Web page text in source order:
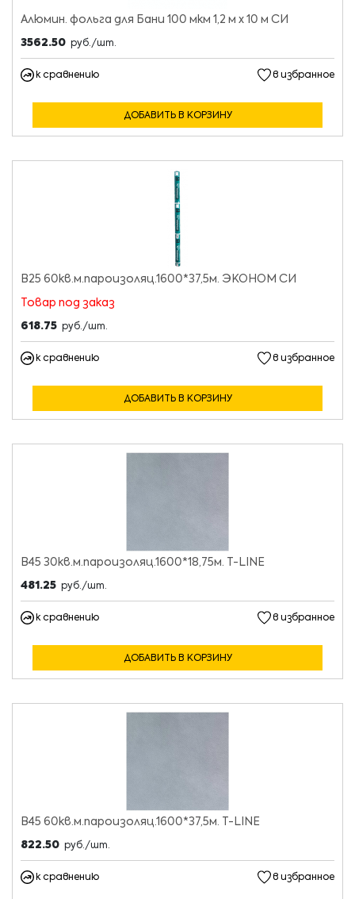
Алюмин. фольга для Бани 100 мкм 1,2 м х 10 м СИ
3562.50 руб./шт.
к сравнению в избранное
ДОБАВИТЬ В КОРЗИНУ
В25 60кв.м.пароизоляц.1600*37,5м. ЭКОНОМ СИ
Товар под заказ
618.75 руб./шт.
к сравнению в избранное
ДОБАВИТЬ В КОРЗИНУ
В45 30кв.м.пароизоляц.1600*18,75м. T-LINE
481.25 руб./шт.
к сравнению в избранное
ДОБАВИТЬ В КОРЗИНУ
В45 60кв.м.пароизоляц.1600*37,5м. T-LINE
822.50 руб./шт.
к сравнению в избранное